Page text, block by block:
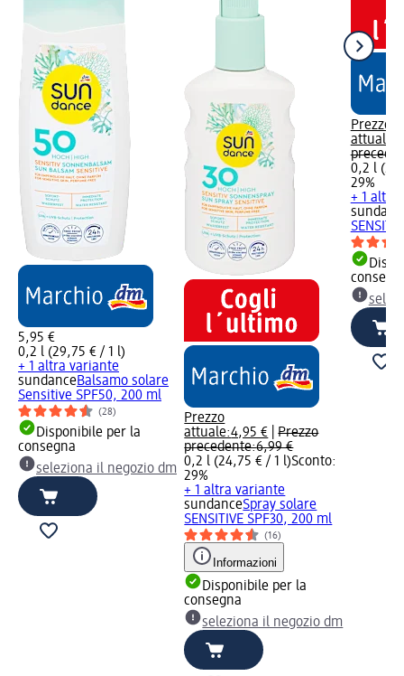
5,95 €
0,2 l (29,75 € / 1 l)
+ 1 altra variante
sundanceBalsamo solare
Sensitive SPF50, 200 ml
(28)
Disponibile per la
consegna
seleziona il negozio dm
Prezzo
attuale:4,95 € |Prezzo
precedente:6,99 €
0,2 l (24,75 € / 1 l)Sconto:
29%
+ 1 altra variante
sundanceSpray solare
SENSITIVE SPF30, 200 ml
(16)
Informazioni
Disponibile per la
consegna
seleziona il negozio dm
Prezzo
attuale:
0,2 l
29%
+ 1 altra